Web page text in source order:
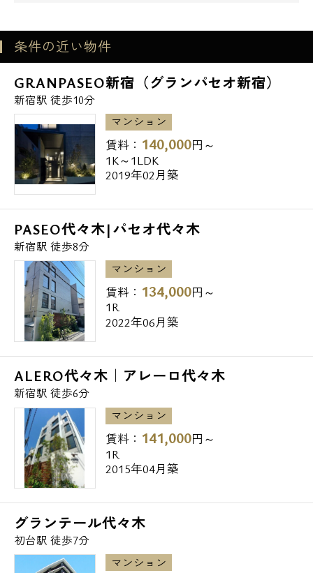
条件の近い物件
GRANPASEO新宿（グランパセオ新宿）
新宿駅 徒歩10分
マンション
賃料： 140,000円～
1K～1LDK
2019年02月築
PASEO代々木|パセオ代々木
新宿駅 徒歩8分
マンション
賃料： 134,000円～
1R
2022年06月築
ALERO代々木｜アレーロ代々木
新宿駅 徒歩6分
マンション
賃料： 141,000円～
1R
2015年04月築
グランテール代々木
初台駅 徒歩7分
マンション
メールでお問い合わせ
お問い合わせ